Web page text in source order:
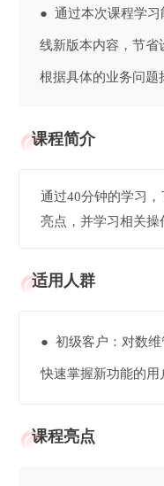
● 通过本次课程学习
线新版本内容，节省
根据具体的业务问题
课程简介
通过40分钟的学习
亮点，并学习相关
适用人群
● 初级客户：对数
快速掌握新功能的用
课程亮点